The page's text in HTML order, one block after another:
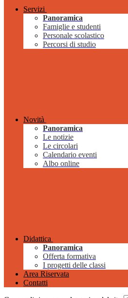
Servizi
Panoramica
Famiglie e studenti
Personale scolastico
Percorsi di studio
Novità
Panoramica
Le notizie
Le circolari
Calendario eventi
Albo online
Didattica
Panoramica
Offerta formativa
I progetti delle classi
Area Riservata
Contatti